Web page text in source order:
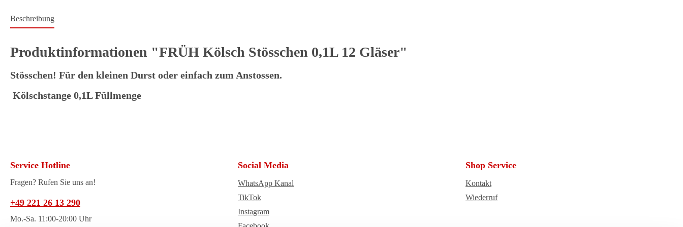
Beschreibung
Produktinformationen "FRÜH Kölsch Stösschen 0,1L 12 Gläser"
Stösschen! Für den kleinen Durst oder einfach zum Anstossen.
Kölschstange 0,1L Füllmenge
Service Hotline
Fragen? Rufen Sie uns an!
+49 221 26 13 290
Mo.-Sa. 11:00-20:00 Uhr
Social Media
WhatsApp Kanal
TikTok
Instagram
Shop Service
Kontakt
Wiederruf